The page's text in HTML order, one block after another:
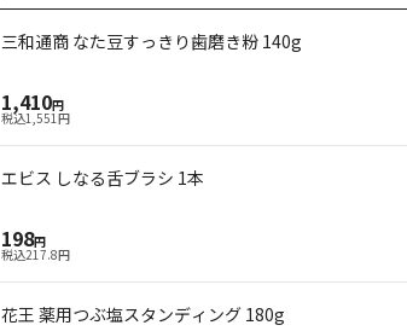
三和通商 なた豆すっきり歯磨き粉 140g
1,410円
税込1,551円
エビス しなる舌ブラシ 1本
198円
税込217.8円
花王 薬用つぶ塩スタンディング 180g